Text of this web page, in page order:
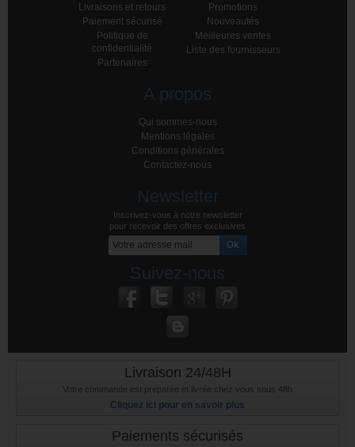
Livraisons et retours
Paiement sécurisé
Politique de
confidentialité
Partenaires
Promotions
Nouveautés
Meilleures ventes
Liste des fournisseurs
A propos
Qui sommes-nous
Mentions légales
Conditions générales
Contactez-nous
Newsletter
Inscrivez-vous à notre newsletter
pour recevoir des offres exclusives
Suivez-nous
Livraison 24/48H
Votre commande est preparée et livrée chez vous sous 48h
Cliquez ici pour en savoir plus
Paiements sécurisés